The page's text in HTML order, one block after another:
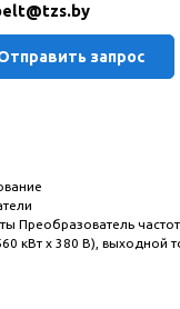
запрос
Преобразователь
кВт x 380 В), выходной